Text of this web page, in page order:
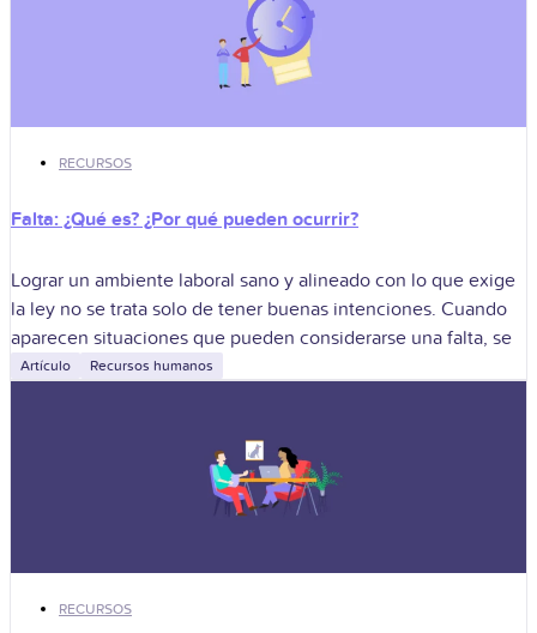
RECURSOS
Falta: ¿Qué es? ¿Por qué pueden ocurrir?
Lograr un ambiente laboral sano y alineado con lo que exige
la ley no se trata solo de tener buenas intenciones. Cuando
aparecen situaciones que pueden considerarse una falta, se
Artículo Recursos humanos
RECURSOS